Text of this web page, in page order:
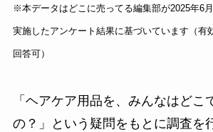
※本データはどこに売ってる編集部が2025年6
実施したアンケート結果に基づいています（有
回答可）
「ヘアケア用品を、みんなはどこ
の？」という疑問をもとに調査を